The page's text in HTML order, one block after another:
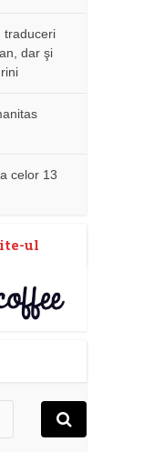
traduceri
dar şi
celor 13
ul